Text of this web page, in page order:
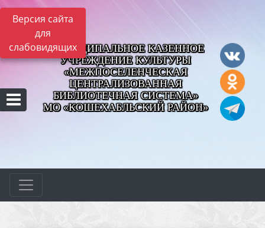
Версия сайта
для
слабовидящихМУНИЦИПАЛЬНОЕ КАЗЕННОЕ
УЧРЕЖДЕНИЕ КУЛЬТУРЫ
«МЕЖПОСЕЛЕНЧЕСКАЯ
ЦЕНТРАЛИЗОВАННАЯ
БИБЛИОТЕЧНАЯ СИСТЕМА»
МО «КОШЕХАБЛЬСКИЙ РАЙОН»